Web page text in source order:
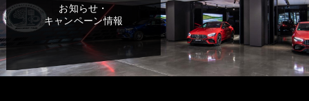
お知らせ・
キャンペーン情報